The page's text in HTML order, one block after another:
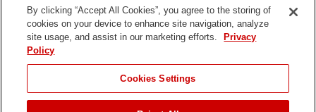
Connectez-vous avec nous
By clicking “Accept All Cookies”, you agree to the storing of
cookies on your device to enhance site navigation, analyze
site usage, and assist in our marketing efforts.
Privacy
Policy
Cookies Settings